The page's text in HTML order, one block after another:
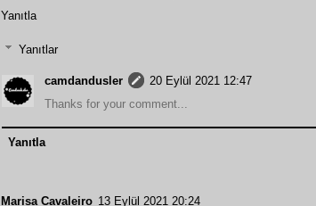
Yanıtla
Yanıtlar
camdandusler
20 Eylül 2021 12:47
Thanks for your comment...
Yanıtla
Marisa Cavaleiro 13 Eylül 2021 20:24